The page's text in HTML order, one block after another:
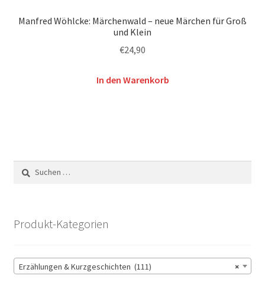
Manfred Wöhlcke: Märchenwald – neue Märchen für Groß
und Klein
€24,90
In den Warenkorb
nach:
Produkt-Kategorien
×
Erzählungen & Kurzgeschichten (111)